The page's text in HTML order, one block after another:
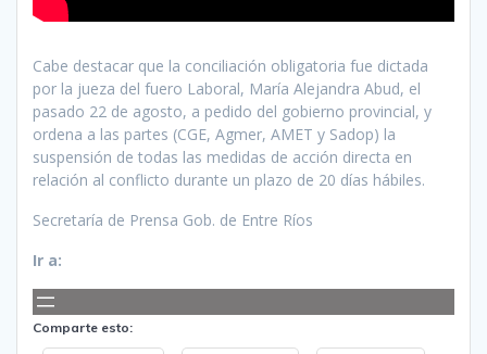
Cabe destacar que la conciliación obligatoria fue dictada
por la jueza del fuero Laboral, María Alejandra Abud, el
pasado 22 de agosto, a pedido del gobierno provincial, y
ordena a las partes (CGE, Agmer, AMET y Sadop) la
suspensión de todas las medidas de acción directa en
relación al conflicto durante un plazo de 20 días hábiles.
Secretaría de Prensa Gob. de Entre Ríos
Ir a:
Comparte esto: